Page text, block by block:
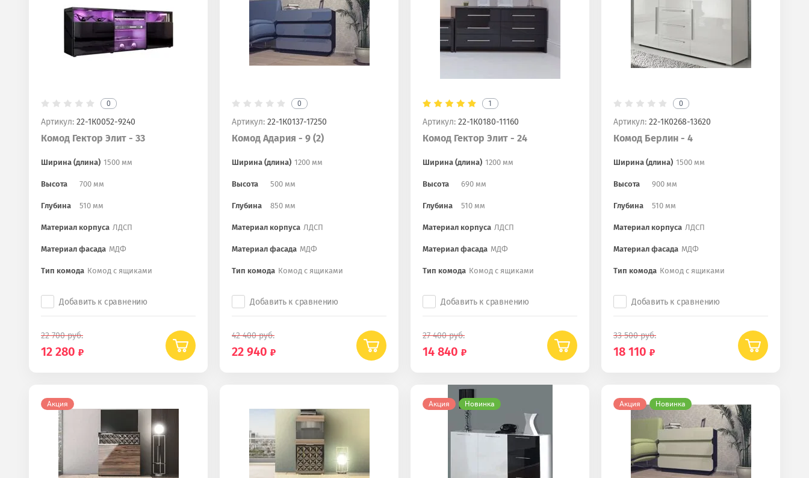
0
Артикул: 22-1К0052-9240
Комод Гектор Элит - 33
Ширина (длина) 1500 мм
Высота 700 мм
Глубина 510 мм
Материал корпуса ЛДСП
Материал фасада МДФ
Тип комода Комод с ящиками
Добавить к сравнению
22 700руб.
12 280
0
Артикул: 22-1К0137-17250
Комод Адария - 9 (2)
Ширина (длина) 1200 мм
Высота 500 мм
Глубина 850 мм
Материал корпуса ЛДСП
Материал фасада МДФ
Тип комода Комод с ящиками
Добавить к сравнению
42 400руб.
22 940
1
Артикул: 22-1К0180-11160
Комод Гектор Элит - 24
Ширина (длина) 1200 мм
Высота 690 мм
Глубина 510 мм
Материал корпуса ЛДСП
Материал фасада МДФ
Тип комода Комод с ящиками
Добавить к сравнению
27 400руб.
14 840
0
Артикул: 22-1К0268-13620
Комод Берлин - 4
Ширина (длина) 1500 мм
Высота 900 мм
Глубина 510 мм
Материал корпуса ЛДСП
Материал фасада МДФ
Тип комода Комод с ящиками
Добавить к сравнению
33 500руб.
18 110
Акция Акция Новинка Акция Новинка